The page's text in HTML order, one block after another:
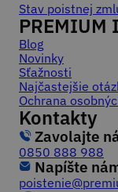
Stav poistnej
PREMIUM
Blog
Novinky
Sťažnosti
Najčastejšie
Ochrana
Kontakty
Zavolajte
0850 888 988
Napíšte